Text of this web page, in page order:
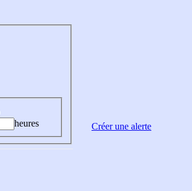
heures
Créer une alerte